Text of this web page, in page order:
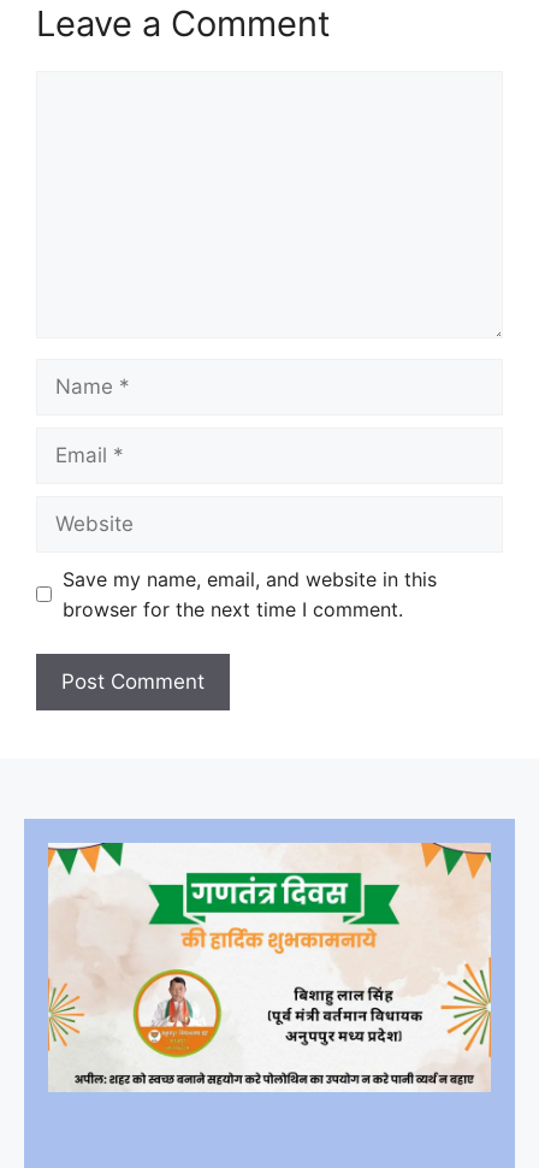
Leave a Comment
Save my name, email, and website in this
browser for the next time I comment.